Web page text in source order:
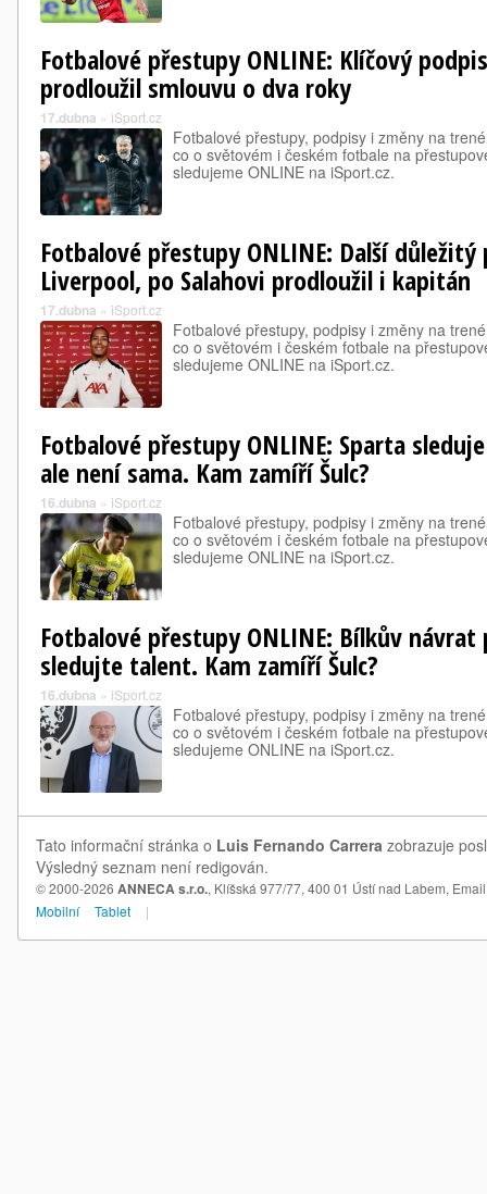
Fotbalové přestupy ONLINE: Klíčový
prodloužil smlouvu o dva roky
17.dubna » iSport.cz
Fotbalové přestupy, podpisy i změny na
co o světovém i českém fotbale na
sledujeme ONLINE na iSport.cz.
Fotbalové přestupy ONLINE: Další
Liverpool, po Salahovi prodloužil i kapitán
17.dubna » iSport.cz
Fotbalové přestupy, podpisy i změny na
co o světovém i českém fotbale na
sledujeme ONLINE na iSport.cz.
Fotbalové přestupy ONLINE: Sparta
ale není sama. Kam zamíří Šulc?
16.dubna » iSport.cz
Fotbalové přestupy, podpisy i změny na
co o světovém i českém fotbale na
sledujeme ONLINE na iSport.cz.
Fotbalové přestupy ONLINE: Bílkův
sledujte talent. Kam zamíří Šulc?
16.dubna » iSport.cz
Fotbalové přestupy, podpisy i změny na
co o světovém i českém fotbale na
sledujeme ONLINE na iSport.cz.
Tato informační stránka o Luis Fernando Carrera zobrazuje
Výsledný seznam není redigován.
© 2000-2026 ANNECA s.r.o., Klíšská 977/77, 400 01 Ústí nad Labem,
Mobilní
Tablet |